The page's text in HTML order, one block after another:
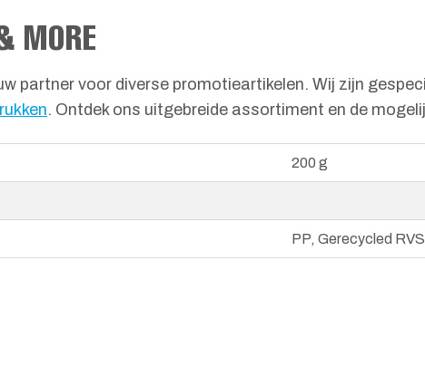
MORE
partner voor diverse promotieartikelen. Wij zijn
. Ontdek ons uitgebreide assortiment en de
200 g
PP, Gerecycled RVS